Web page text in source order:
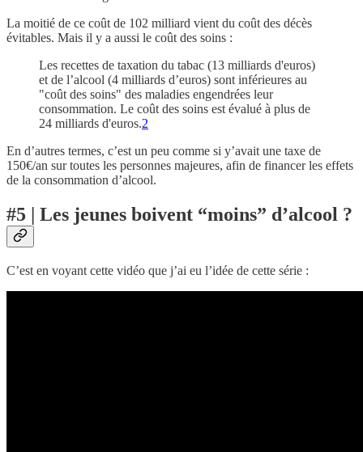
La moitié de ce coût de 102 milliard vient du coût des décès
évitables. Mais il y a aussi le coût des soins :
Les recettes de taxation du tabac (13 milliards d'euros)
et de l’alcool (4 milliards d’euros) sont inférieures au
"coût des soins" des maladies engendrées leur
consommation. Le coût des soins est évalué à plus de
24 milliards d'euros.2
En d’autres termes, c’est un peu comme si y’avait une taxe de
150€/an sur toutes les personnes majeures, afin de financer les effets
de la consommation d’alcool.
#5 | Les jeunes boivent “moins” d’alcool ?
C’est en voyant cette vidéo que j’ai eu l’idée de cette série :